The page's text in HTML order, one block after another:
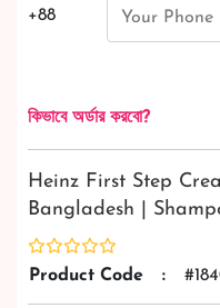
+88
কিভাবে অর্ডার করবো?
Heinz First Step
Bangladesh |
Product Code :